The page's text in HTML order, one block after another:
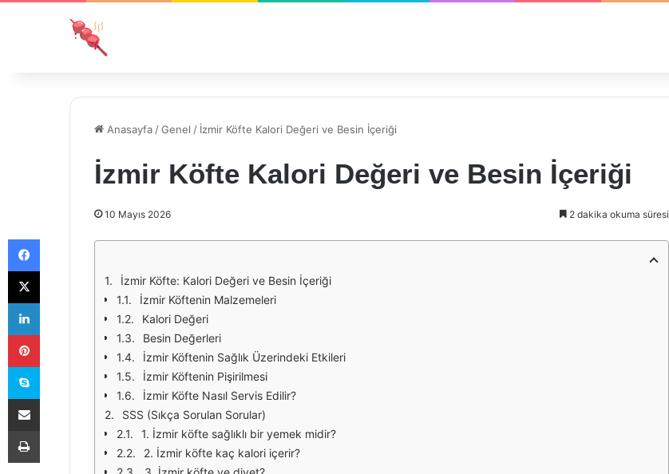
Anasayfa /Genel / İzmir Köfte Kalori Değeri ve Besin İçeriği
İzmir Köfte Kalori Değeri ve Besin İçeriği
10 Mayıs 2026 2 dakika okuma süresi
İzmir Köfte: Kalori Değeri ve Besin İçeriği
İzmir Köftenin Malzemeleri
Kalori Değeri
Besin Değerleri
İzmir Köftenin Sağlık Üzerindeki Etkileri
İzmir Köftenin Pişirilmesi
İzmir Köfte Nasıl Servis Edilir?
SSS (Sıkça Sorulan Sorular)
1. İzmir köfte sağlıklı bir yemek midir?
2. İzmir köfte kaç kalori içerir?
Facebook
X
LinkedIn
Pinterest
Skype
E-Posta ile paylaş